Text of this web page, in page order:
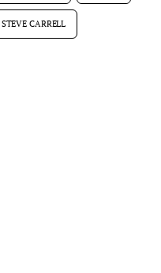
STEVE CARRELL